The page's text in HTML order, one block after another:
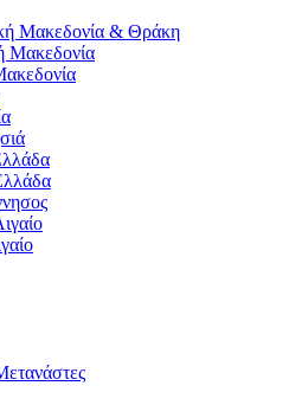
Μακεδονία & Θράκη
Μακεδονία